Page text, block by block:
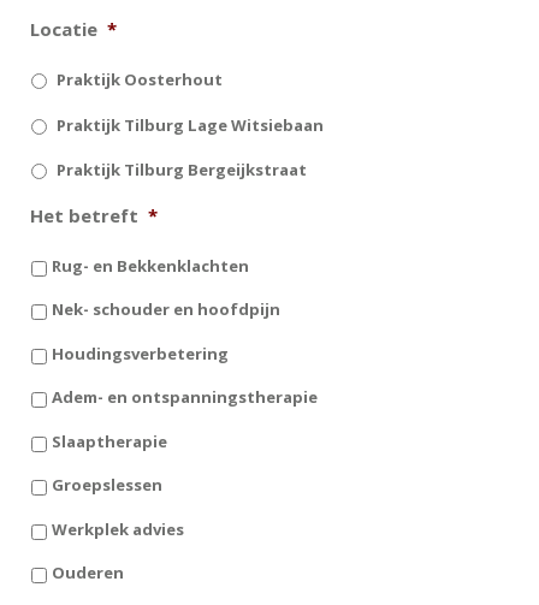
Locatie *
Praktijk Oosterhout
Praktijk Tilburg Lage Witsiebaan
Praktijk Tilburg Bergeijkstraat
Het betreft *
Rug- en Bekkenklachten
Nek- schouder en hoofdpijn
Houdingsverbetering
Adem- en ontspanningstherapie
Slaaptherapie
Groepslessen
Werkplek advies
Ouderen